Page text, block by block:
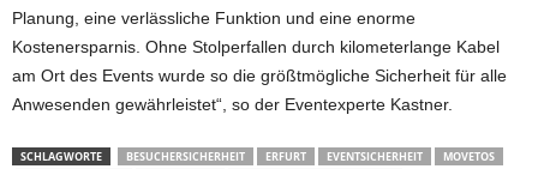
Planung, eine verlässliche Funktion und eine enorme
Kostenersparnis. Ohne Stolperfallen durch kilometerlange Kabel
am Ort des Events wurde so die größtmögliche Sicherheit für alle
Anwesenden gewährleistet“, so der Eventexperte Kastner.
SCHLAGWORTE BESUCHERSICHERHEIT ERFURT EVENTSICHERHEIT
MOVETOS